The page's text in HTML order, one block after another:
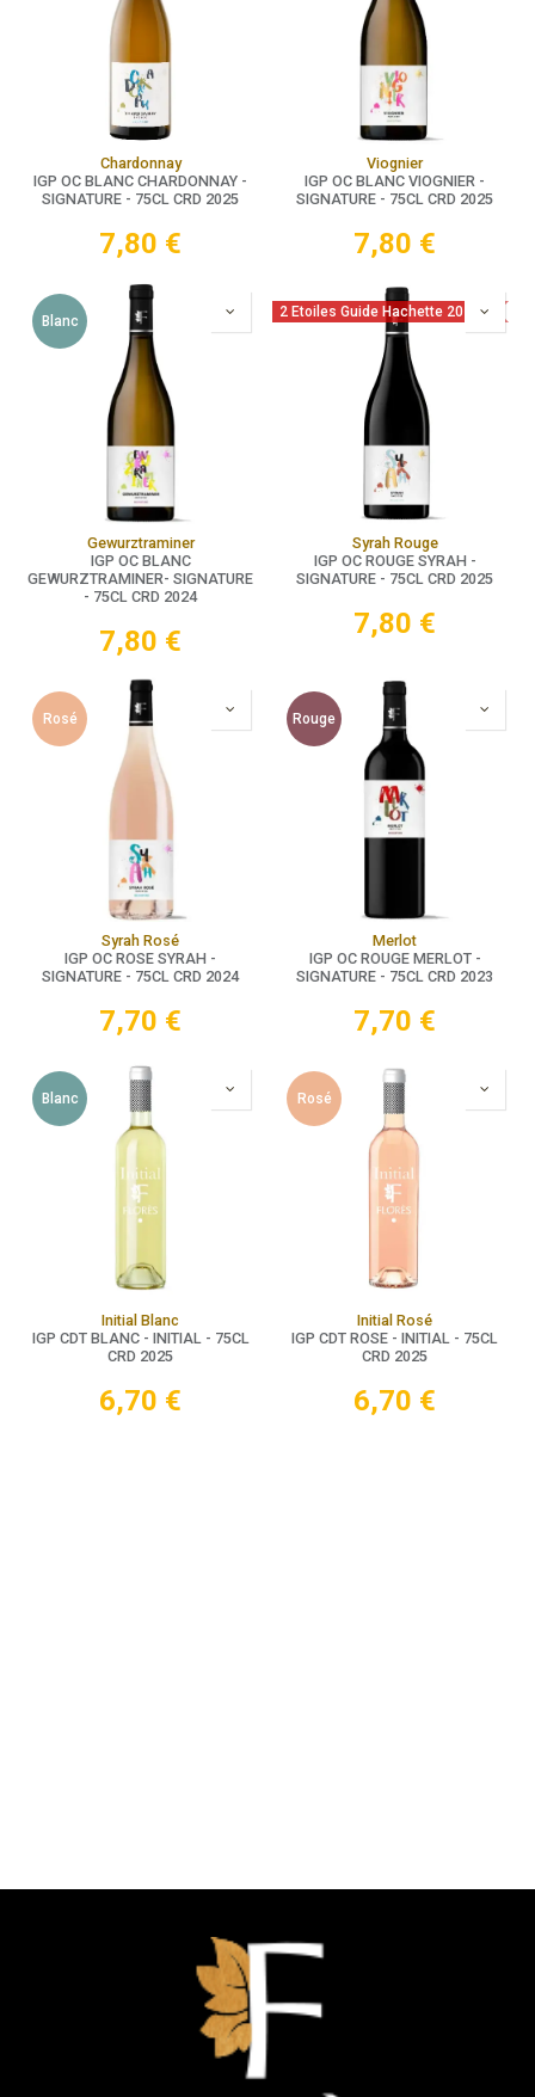
Chardonnay
IGP OC BLANC CHARDONNAY -
SIGNATURE - 75CL CRD 2025
7,80 €
Viognier
IGP OC BLANC VIOGNIER -
SIGNATURE - 75CL CRD 2025
7,80 €
Blanc
Gewurztraminer
IGP OC BLANC
GEWURZTRAMINER- SIGNATURE
- 75CL CRD 2024
7,80 €
2 Etoiles Guide Hachette 2026
Syrah Rouge
IGP OC ROUGE SYRAH -
SIGNATURE - 75CL CRD 2025
7,80 €
Rosé
Syrah Rosé
IGP OC ROSE SYRAH -
SIGNATURE - 75CL CRD 2024
7,70 €
Rouge
Merlot
IGP OC ROUGE MERLOT -
SIGNATURE - 75CL CRD 2023
7,70 €
Blanc
Initial Blanc
IGP CDT BLANC - INITIAL - 75CL
CRD 2025
6,70 €
Rosé
Initial Rosé
IGP CDT ROSE - INITIAL - 75CL
CRD 2025
6,70 €